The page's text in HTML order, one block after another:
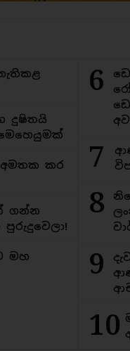
දුෂිතයි
කර
ගන්න
මහ
6
7
8
9
10